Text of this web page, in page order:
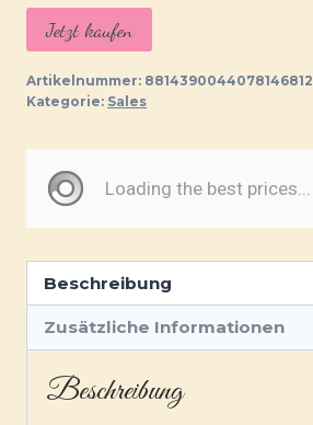
war:
159,95 € 127,95 €.
Jetzt kaufen
Artikelnummer: 8814390044078146812
Kategorie: Sales
Beschreibung
Zusätzliche Informationen
Beschreibung